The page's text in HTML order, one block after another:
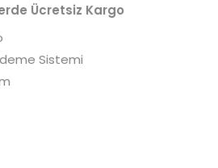
Ücretsiz Kargo
Sistemi